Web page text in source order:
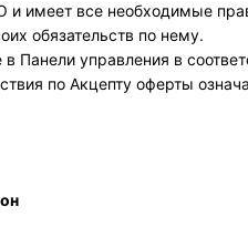
и имеет все необходимые
обязательств по нему.
Панели управления в
по Акцепту оферты